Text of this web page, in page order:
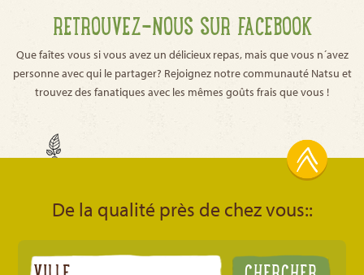
RETROUVEZ-NOUS SUR FACEBOOK
Que faîtes vous si vous avez un délicieux repas, mais que vous n´avez
personne avec qui le partager? Rejoignez notre communauté Natsu et
trouvez des fanatiques avec les mêmes goûts frais que vous !
De la qualité près de chez vous::